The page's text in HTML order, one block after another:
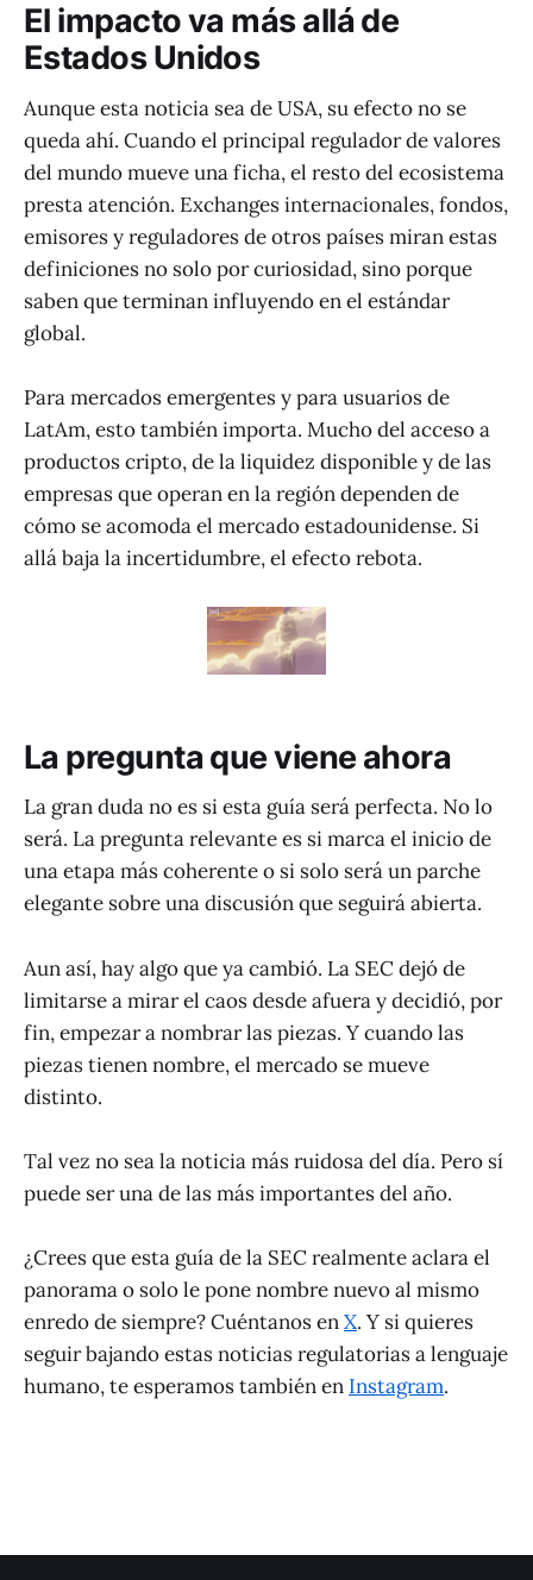
El impacto va más allá de
Estados Unidos
Aunque esta noticia sea de USA, su efecto no se
queda ahí. Cuando el principal regulador de valores
del mundo mueve una ficha, el resto del ecosistema
presta atención. Exchanges internacionales, fondos,
emisores y reguladores de otros países miran estas
definiciones no solo por curiosidad, sino porque
saben que terminan influyendo en el estándar
global.
Para mercados emergentes y para usuarios de
LatAm, esto también importa. Mucho del acceso a
productos cripto, de la liquidez disponible y de las
empresas que operan en la región dependen de
cómo se acomoda el mercado estadounidense. Si
allá baja la incertidumbre, el efecto rebota.
La pregunta que viene ahora
La gran duda no es si esta guía será perfecta. No lo
será. La pregunta relevante es si marca el inicio de
una etapa más coherente o si solo será un parche
elegante sobre una discusión que seguirá abierta.
Aun así, hay algo que ya cambió. La SEC dejó de
limitarse a mirar el caos desde afuera y decidió, por
fin, empezar a nombrar las piezas. Y cuando las
piezas tienen nombre, el mercado se mueve
distinto.
Tal vez no sea la noticia más ruidosa del día. Pero sí
puede ser una de las más importantes del año.
¿Crees que esta guía de la SEC realmente aclara el
panorama o solo le pone nombre nuevo al mismo
enredo de siempre? Cuéntanos enX. Y si quieres
seguir bajando estas noticias regulatorias a lenguaje
humano, te esperamos también en Instagram.